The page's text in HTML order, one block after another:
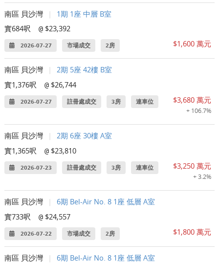
南區 貝沙灣
1期 1座 中層 B室
實684呎
@ $23,392
2026-07-27 市場成交 2房 $1,600 萬元
南區 貝沙灣
2期 5座 42樓 B室
實1,376呎
@ $26,744
2026-07-27 註冊處成交 3房 連車位 $3,680 萬元
+ 106.7%
南區 貝沙灣
2期 6座 30樓 A室
實1,365呎
@ $23,810
2026-07-23 註冊處成交 3房 連車位 $3,250 萬元
+ 3.2%
南區 貝沙灣
6期 Bel-Air No. 8 1座 低層 A室
實733呎
@ $24,557
2026-07-22 市場成交 2房 $1,800 萬元
南區 貝沙灣 6期 Bel-Air No. 8 1座 低層 A室